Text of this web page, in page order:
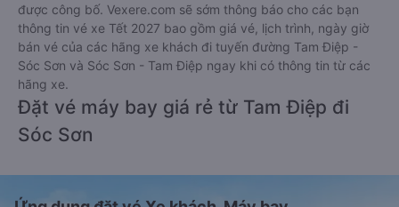
được công bố. Vexere.com sẽ sớm thông báo cho các bạn
thông tin vé xe Tết 2027 bao gồm giá vé, lịch trình, ngày giờ
bán vé của các hãng xe khách đi tuyến đường Tam Điệp -
Sóc Sơn và Sóc Sơn - Tam Điệp ngay khi có thông tin từ các
hãng xe.
Đặt vé máy bay giá rẻ từ Tam Điệp đi
Sóc Sơn